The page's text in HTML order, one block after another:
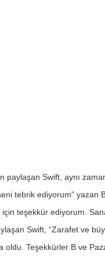
Swift, aynı
tebrik ediyorum” yazan
teşekkür ediyorum.
Swift, “Zarafet ve
Teşekkürler B ve